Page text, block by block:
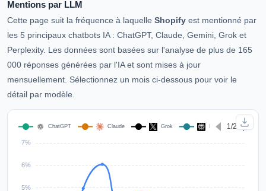
Mentions par LLM
Cette page suit la fréquence à laquelle Shopify est mentionné par
les 5 principaux chatbots IA : ChatGPT, Claude, Gemini, Grok et
Perplexity. Les données sont basées sur l'analyse de plus de 165
000 réponses générées par l'IA et sont mises à jour
mensuellement. Sélectionnez un mois ci-dessous pour voir le
détail par modèle.